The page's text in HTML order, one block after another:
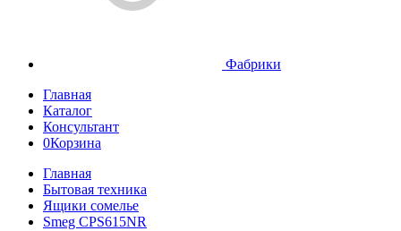
Фабрики
Главная
Каталог
Консультант
0Корзина
Главная
Бытовая техника
Ящики сомелье
Smeg CPS615NR